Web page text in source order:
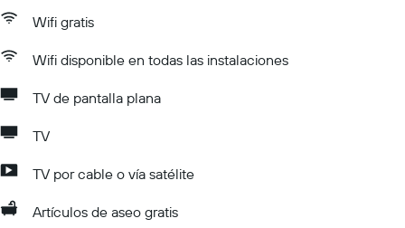
Wifi gratis
Wifi disponible en todas las instalaciones
TV de pantalla plana
TV
TV por cable o vía satélite
Artículos de aseo gratis